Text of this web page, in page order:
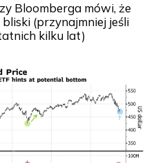
Bloomberga mówi, że
(przynajmniej jeśli
kilku lat)